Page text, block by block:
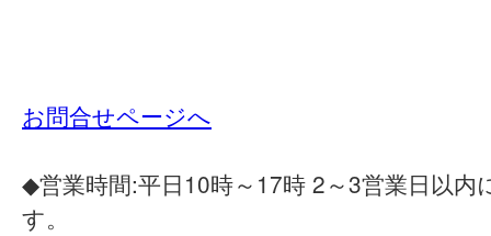
お問合せページへ
◆営業時間:平日10時～17時 2～3営業日以内
す。